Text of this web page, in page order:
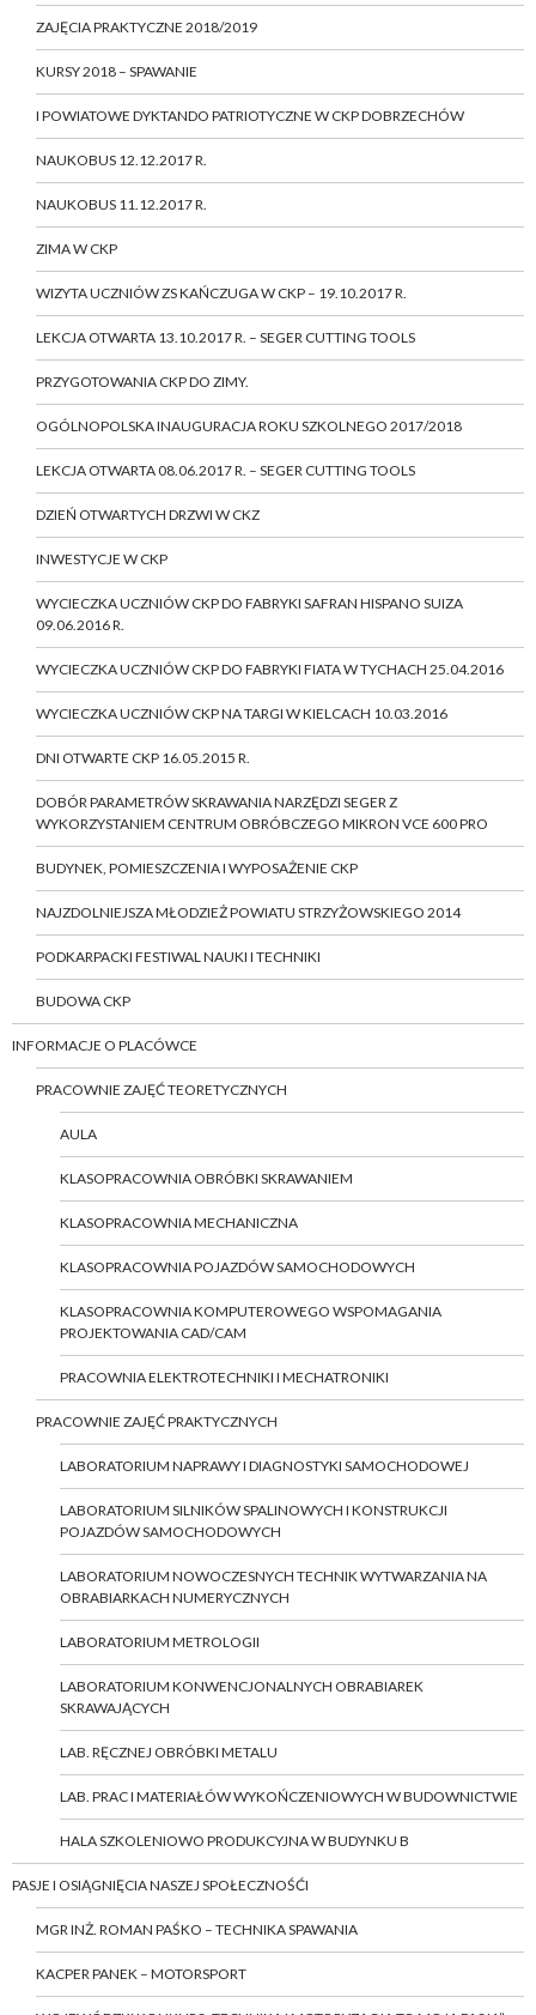
ZAJĘCIA PRAKTYCZNE 2018/2019
KURSY 2018 – SPAWANIE
I POWIATOWE DYKTANDO PATRIOTYCZNE W CKP DOBRZECHÓW
NAUKOBUS 12.12.2017 R.
NAUKOBUS 11.12.2017 R.
ZIMA W CKP
WIZYTA UCZNIÓW ZS KAŃCZUGA W CKP – 19.10.2017 R.
LEKCJA OTWARTA 13.10.2017 R. – SEGER CUTTING TOOLS
PRZYGOTOWANIA CKP DO ZIMY.
OGÓLNOPOLSKA INAUGURACJA ROKU SZKOLNEGO 2017/2018
LEKCJA OTWARTA 08.06.2017 R. – SEGER CUTTING TOOLS
DZIEŃ OTWARTYCH DRZWI W CKZ
INWESTYCJE W CKP
WYCIECZKA UCZNIÓW CKP DO FABRYKI SAFRAN HISPANO SUIZA
09.06.2016 R.
WYCIECZKA UCZNIÓW CKP DO FABRYKI FIATA W TYCHACH 25.04.2016
WYCIECZKA UCZNIÓW CKP NA TARGI W KIELCACH 10.03.2016
DNI OTWARTE CKP 16.05.2015 R.
DOBÓR PARAMETRÓW SKRAWANIA NARZĘDZI SEGER Z
WYKORZYSTANIEM CENTRUM OBRÓBCZEGO MIKRON VCE 600 PRO
BUDYNEK, POMIESZCZENIA I WYPOSAŻENIE CKP
NAJZDOLNIEJSZA MŁODZIEŻ POWIATU STRZYŻOWSKIEGO 2014
PODKARPACKI FESTIWAL NAUKI I TECHNIKI
BUDOWA CKP
INFORMACJE O PLACÓWCE
PRACOWNIE ZAJĘĆ TEORETYCZNYCH
AULA
KLASOPRACOWNIA OBRÓBKI SKRAWANIEM
KLASOPRACOWNIA MECHANICZNA
KLASOPRACOWNIA POJAZDÓW SAMOCHODOWYCH
KLASOPRACOWNIA KOMPUTEROWEGO WSPOMAGANIA
PROJEKTOWANIA CAD/CAM
PRACOWNIA ELEKTROTECHNIKI I MECHATRONIKI
PRACOWNIE ZAJĘĆ PRAKTYCZNYCH
LABORATORIUM NAPRAWY I DIAGNOSTYKI SAMOCHODOWEJ
LABORATORIUM SILNIKÓW SPALINOWYCH I KONSTRUKCJI
POJAZDÓW SAMOCHODOWYCH
LABORATORIUM NOWOCZESNYCH TECHNIK WYTWARZANIA NA
OBRABIARKACH NUMERYCZNYCH
LABORATORIUM METROLOGII
LABORATORIUM KONWENCJONALNYCH OBRABIAREK
SKRAWAJĄCYCH
LAB. RĘCZNEJ OBRÓBKI METALU
LAB. PRAC I MATERIAŁÓW WYKOŃCZENIOWYCH W BUDOWNICTWIE
HALA SZKOLENIOWO PRODUKCYJNA W BUDYNKU B
PASJE I OSIĄGNIĘCIA NASZEJ SPOŁECZNOŚĆI
MGR INŻ. ROMAN PAŚKO – TECHNIKA SPAWANIA
KACPER PANEK – MOTORSPORT